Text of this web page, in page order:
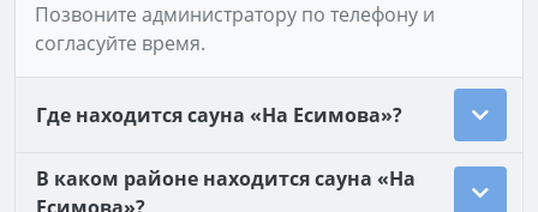
Позвоните администратору по телефону и
согласуйте время.
Где находится сауна «На Есимова»?
В каком районе находится сауна «На